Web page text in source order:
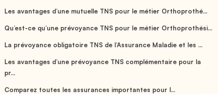
Les avantages d’une mutuelle TNS pour le métier Orthoprothé...
Qu’est-ce qu’une prévoyance TNS pour le métier Orthoprothési...
La prévoyance obligatoire TNS de l’Assurance Maladie et les ...
Les avantages d’une prévoyance TNS complémentaire pour la
pr...
Comparez toutes les assurances importantes pour l...